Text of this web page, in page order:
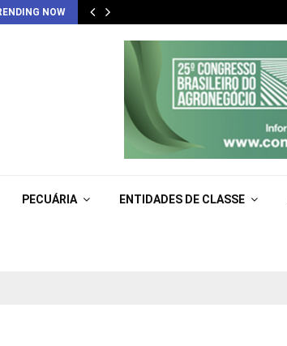
NOW
PECUÁRIA ENTIDADES DE CLASSE